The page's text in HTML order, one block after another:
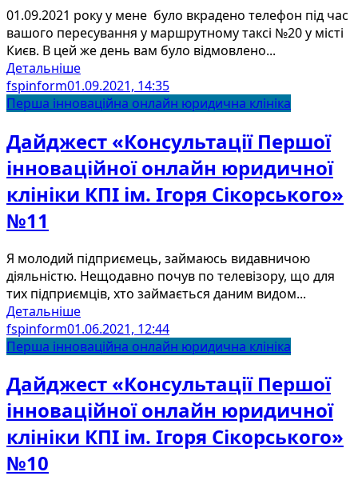
01.09.2021 року у мене було вкрадено телефон під час
вашого пересування у маршрутному таксі №20 у місті
Києв. В цей же день вам було відмовлено...
Детальніше
fspinform01.09.2021, 14:35
Перша інноваційна онлайн юридична клініка
Дайджест «Консультації Першої
інноваційної онлайн юридичної
клініки КПІ ім. Ігоря Сікорського»
№11
Я молодий підприємець, займаюсь видавничою
діяльністю. Нещодавно почув по телевізору, що для
тих підприємців, хто займається даним видом...
Детальніше
fspinform01.06.2021, 12:44
Перша інноваційна онлайн юридична клініка
Дайджест «Консультації Першої
інноваційної онлайн юридичної
клініки КПІ ім. Ігоря Сікорського»
№10